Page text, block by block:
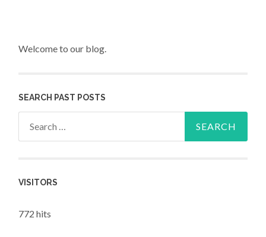
Welcome to our blog.
SEARCH PAST POSTS
VISITORS
772 hits